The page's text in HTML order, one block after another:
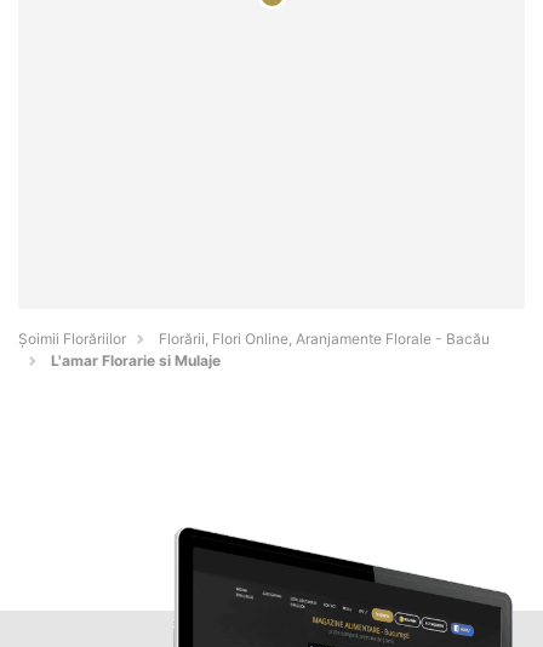
Șoimii Florăriilor
Florării, Flori Online, Aranjamente Florale - Bacău
L'amar Florarie si Mulaje